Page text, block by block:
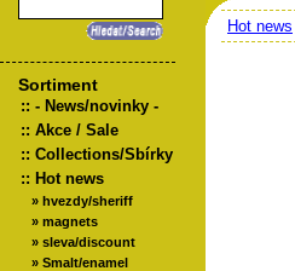
Sortiment
:: - News/novinky -
:: Akce / Sale
:: Collections/Sbírky
:: Hot news
» hvezdy/sheriff
» magnets
» sleva/discount
» Smalt/enamel
Hot news